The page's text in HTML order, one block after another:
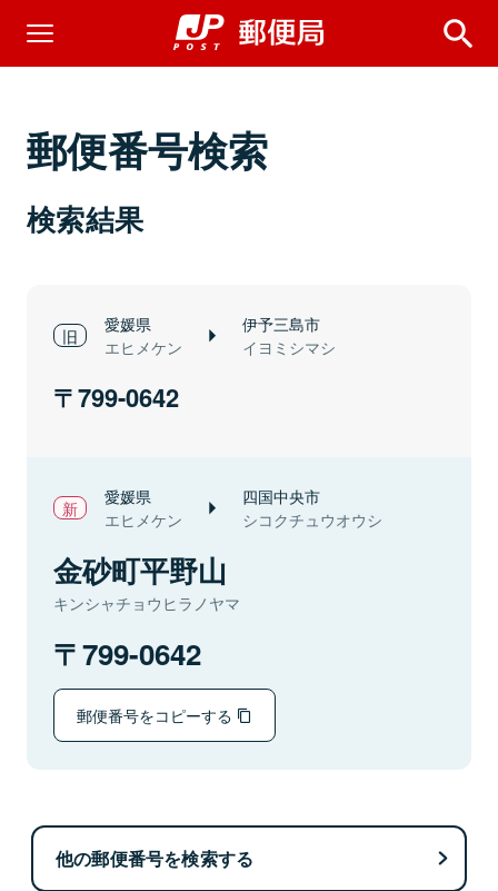
郵便番号検索
検索結果
愛媛県
エヒメケン
伊予三島市
イヨミシマシ
799-0642
愛媛県
エヒメケン
四国中央市
シコクチュウオウシ
金砂町平野山
キンシャチョウヒラノヤマ
799-0642
郵便番号をコピーする
他の郵便番号を検索する